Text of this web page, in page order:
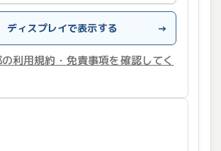
ディスプレイで表示する →
利用規約・免責事項を確認してく